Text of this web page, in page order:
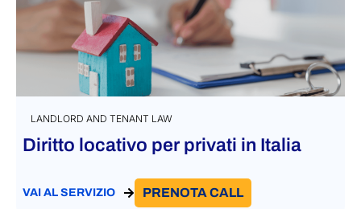
LANDLORD AND TENANT LAW
Diritto locativo per privati in Italia
VAI AL SERVIZIO PRENOTA CALL